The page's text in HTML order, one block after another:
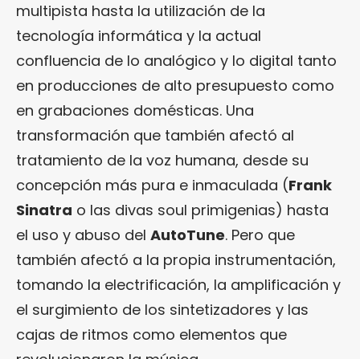
multipista hasta la utilización de la
tecnología informática y la actual
confluencia de lo analógico y lo digital tanto
en producciones de alto presupuesto como
en grabaciones domésticas. Una
transformación que también afectó al
tratamiento de la voz humana, desde su
concepción más pura e inmaculada (Frank
Sinatra o las divas soul primigenias) hasta
el uso y abuso del AutoTune. Pero que
también afectó a la propia instrumentación,
tomando la electrificación, la amplificación y
el surgimiento de los sintetizadores y las
cajas de ritmos como elementos que